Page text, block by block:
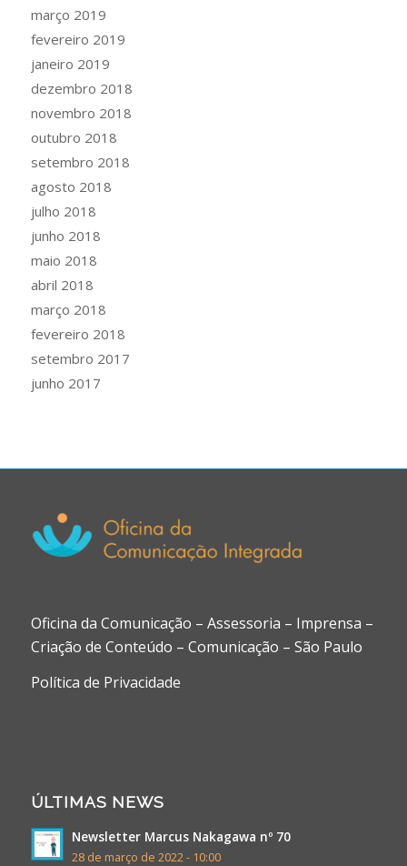
março 2019
fevereiro 2019
janeiro 2019
dezembro 2018
novembro 2018
outubro 2018
setembro 2018
agosto 2018
julho 2018
junho 2018
maio 2018
abril 2018
março 2018
fevereiro 2018
setembro 2017
junho 2017
Oficina da Comunicação – Assessoria – Imprensa –
Criação de Conteúdo – Comunicação – São Paulo
Política de Privacidade
ÚLTIMAS NEWS
Newsletter Marcus Nakagawa nº 70
28 de março de 2022 - 10:00